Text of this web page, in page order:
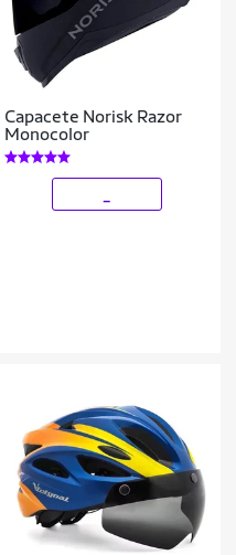
Capacete Norisk Razor
Monocolor